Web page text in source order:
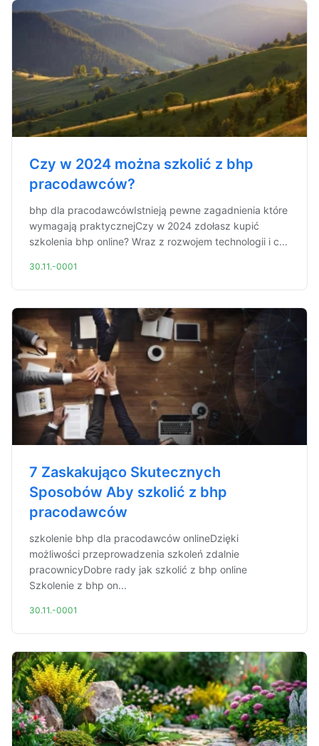
Czy w 2024 można szkolić z bhp
pracodawców?
bhp dla pracodawcówIstnieją pewne zagadnienia które
wymagają praktycznejCzy w 2024 zdołasz kupić
szkolenia bhp online? Wraz z rozwojem technologii i c...
30.11.-0001
7 Zaskakująco Skutecznych
Sposobów Aby szkolić z bhp
pracodawców
szkolenie bhp dla pracodawców onlineDzięki
możliwości przeprowadzenia szkoleń zdalnie
pracownicyDobre rady jak szkolić z bhp online
Szkolenie z bhp on...
30.11.-0001